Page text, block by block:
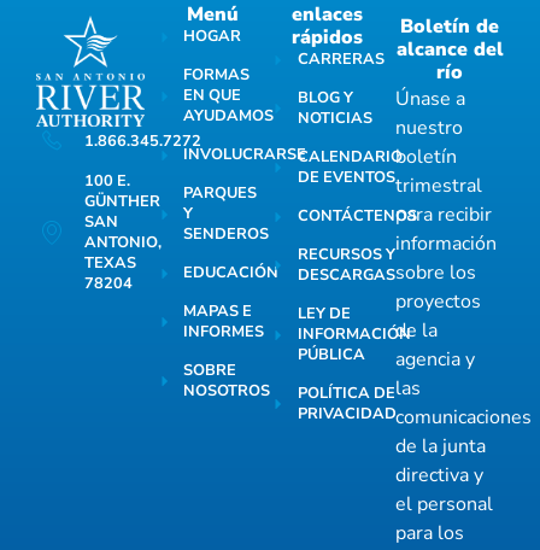
1.866.345.7272
100 E.
GÜNTHER
SAN
ANTONIO,
TEXAS
78204
Menú
HOGAR
FORMAS
EN QUE
AYUDAMOS
INVOLUCRARSE
PARQUES
Y
SENDEROS
EDUCACIÓN
MAPAS E
INFORMES
SOBRE
NOSOTROS
enlaces
rápidos
CARRERAS
BLOG Y
NOTICIAS
CALENDARIO
DE EVENTOS
CONTÁCTENOS
RECURSOS Y
DESCARGAS
LEY DE
INFORMACIÓN
PÚBLICA
POLÍTICA DE
PRIVACIDAD
Boletín de
alcance del
río
Únase a
nuestro
boletín
trimestral
para recibir
información
sobre los
proyectos
de la
agencia y
las
comunicaciones
de la junta
directiva y
el personal
para los